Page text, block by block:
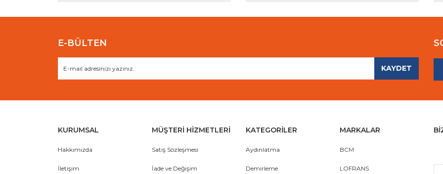
Bu ürüne benzer farklı alternatifler olmalı.
E-BÜLTEN
KAYDET
KURUMSAL
Hakkımızda
İletişim
MÜŞTERİ HİZMETLERİ
Satış Sözleşmesi
İade ve Değişim
KATEGORİLER
Aydınlatma
Demirleme
MARKALAR
BCM
LOFRANS